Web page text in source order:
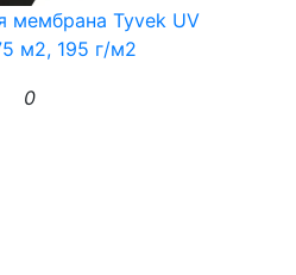
мембрана Tyvek UV
м2, 195 г/м2
0